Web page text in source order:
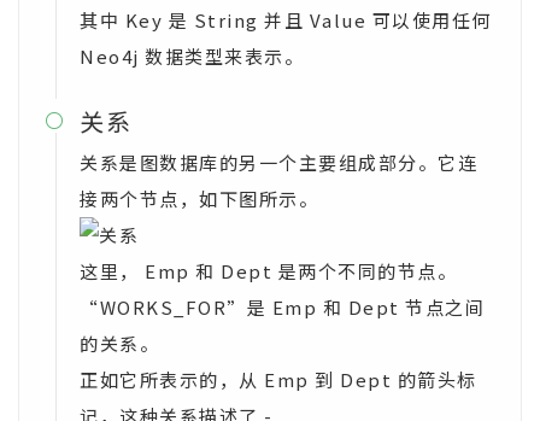
其中 Key 是 String 并且 Value 可以使用任何
Neo4j 数据类型来表示。
 关系
关系是图数据库的另一个主要组成部分。它连
接两个节点，如下图所示。
这里， Emp 和 Dept 是两个不同的节点。
“WORKS_FOR”是 Emp 和 Dept 节点之间
的关系。
正如它所表示的，从 Emp 到 Dept 的箭头标
记，这种关系描述了 -